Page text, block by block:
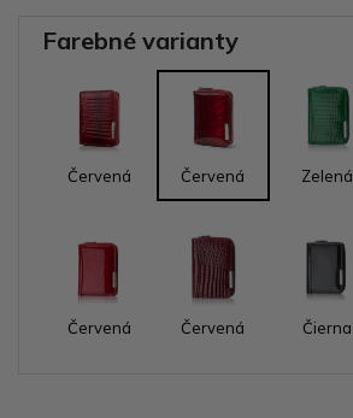
Farebné varianty
Červená Červená Zelená
Červená Červená Čierna